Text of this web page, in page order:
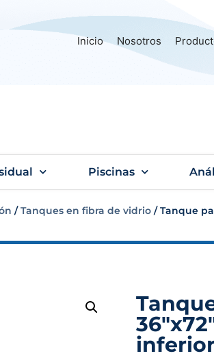
Inicio Nosotros
Piscinas
/Tanques en fibra de vidrio / Tanque